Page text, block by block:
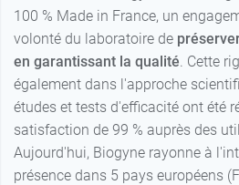
100 % Made in France, un
volonté du laboratoire de
en garantissant la qualité . Cette
également dans l'approche
études et tests d'efficacité ont été
satisfaction de 99 % auprès des
Aujourd'hui, Biogyne rayonne à
présence dans 5 pays européens